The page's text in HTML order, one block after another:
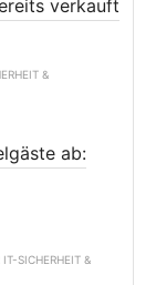
verkauft
&
ab:
SICHERHEIT &